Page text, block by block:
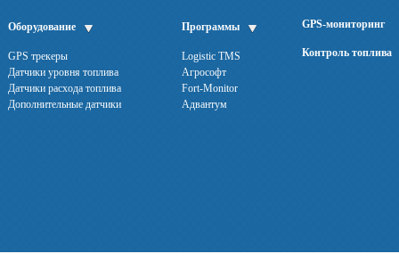
Оборудование
GPS трекеры
Датчики уровня топлива
Датчики расхода топлива
Дополнительные датчики
Программы
Logistic TMS
Агрософт
Fort-Monitor
Адвантум
GPS-мониторинг
Контроль топлива